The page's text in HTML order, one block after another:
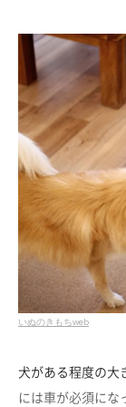
いぬのきもちweb
犬がある程度の大
には車が必須にな